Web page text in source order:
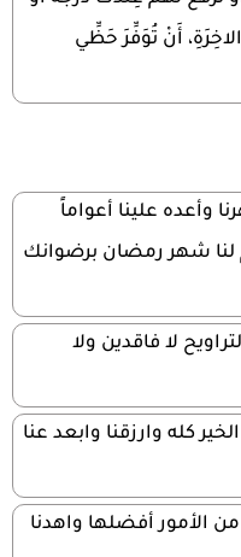
أَنْ تُوَفِّرَ حَظِّي
وأعده علينا أعواماً
لنا شهر رمضان برضوانك
لا فاقدين ولا
كله وارزقنا وابعد عنا
من الأمور أفضلها واهدنا